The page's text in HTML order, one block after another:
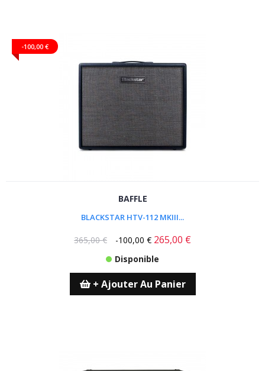
-100,00 €
BAFFLE
BLACKSTAR HTV-112 MKIII...
365,00 € -100,00 € 265,00 €
Disponible
+ Ajouter Au Panier